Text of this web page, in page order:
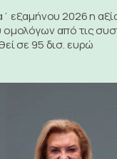
εξαμήνου 2026 η
από τις
σε 95 δισ. ευρώ